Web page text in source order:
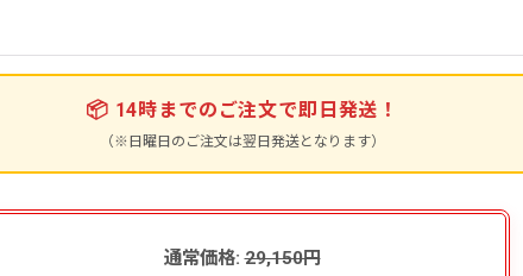
📦 14時までのご注文で即日発送！
（※日曜日のご注文は翌日発送となります）
通常価格:29,150円